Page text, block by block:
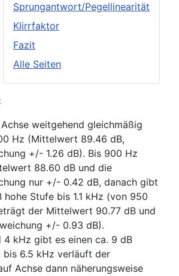
Sprungantwort/Pegellinearität
Klirrfaktor
Fazit
Alle Seiten
weitgehend gleichmäßig
Hz (Mittelwert 89.46 dB,
+/- 1.26 dB). Bis 900 Hz
88.60 dB und die
nur +/- 0.42 dB, danach gibt
hohe Stufe bis 1.1 kHz (von 950
der Mittelwert 90.77 dB und
+/- 0.93 dB).
4 kHz gibt es einen ca. 9 dB
bis 6.5 kHz verläuft der
Achse dann näherungsweise